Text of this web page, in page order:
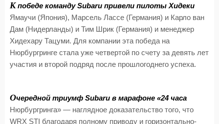
К победе команду Subaru привели пилоты Хидеки
Ямаучи (Япония), Марсель Лассе (Германия) и Карло ван
Дам (Нидерланды) и Тим Шрик (Германия) и менеджер
Хидехару Тацуми. Для компании эта победа на
Нюрбургринге стала уже четвертой по счету за девять лет
участия и второй подряд после прошлогоднего успеха.
Очередной триумф Subaru в марафоне «24 часа
Нюрбургринга» — наглядное доказательство того, что
WRX STI благодаря полному приводу и горизонтально-